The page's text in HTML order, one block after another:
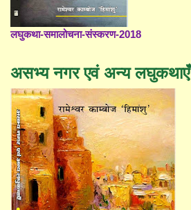
लघुकथा-समालोचना-संस्करण-2018
असभ्य नगर एवं अन्य लघुकथाएँ